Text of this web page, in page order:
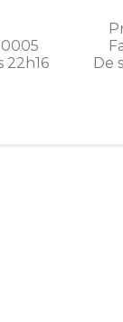
22h16
De